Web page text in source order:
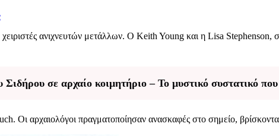
ανιχνευτών μετάλλων. Ο Keith Young και η Lisa Stephenson,
σε αρχαίο κοιμητήριο – Το μυστικό συστατικό που
Οι αρχαιολόγοι πραγματοποίησαν ανασκαφές στο σημείο,